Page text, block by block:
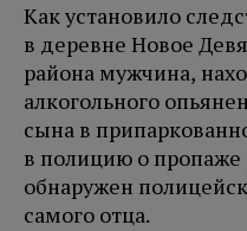
Как установило
в деревне Новое
района мужчина,
алкогольного
сына в
в полицию о пропаже
обнаружен
самого отца.